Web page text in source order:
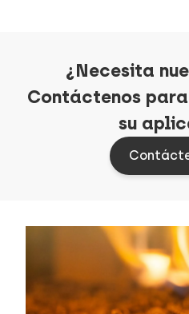
¿Necesita
Contáctenos
su